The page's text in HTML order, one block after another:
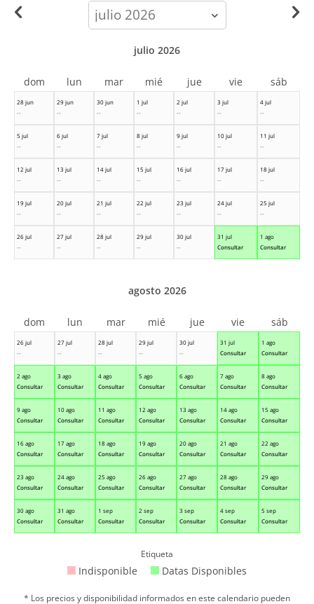
calendar-
month
28 jun
--
29 jun
--
30 jun
--
1 jul
--
2 jul
--
3 jul
--
4 jul
--
5 jul
--
6 jul
--
7 jul
--
8 jul
--
9 jul
--
10 jul
--
11 jul
--
12 jul
--
13 jul
--
14 jul
--
15 jul
--
16 jul
--
17 jul
--
18 jul
--
19 jul
--
20 jul
--
21 jul
--
22 jul
--
23 jul
--
24 jul
--
25 jul
--
26 jul
--
27 jul
--
28 jul
--
29 jul
--
30 jul
--
31 jul
Consultar
1 ago
Consultar
julio 2026
dom lun mar mié jue vie sáb
26 jul
--
27 jul
--
28 jul
--
29 jul
--
30 jul
--
31 jul
Consultar
1 ago
Consultar
2 ago
Consultar
3 ago
Consultar
4 ago
Consultar
5 ago
Consultar
6 ago
Consultar
7 ago
Consultar
8 ago
Consultar
9 ago
Consultar
10 ago
Consultar
11 ago
Consultar
12 ago
Consultar
13 ago
Consultar
14 ago
Consultar
15 ago
Consultar
16 ago
Consultar
17 ago
Consultar
18 ago
Consultar
19 ago
Consultar
20 ago
Consultar
21 ago
Consultar
22 ago
Consultar
23 ago
Consultar
24 ago
Consultar
25 ago
Consultar
26 ago
Consultar
27 ago
Consultar
28 ago
Consultar
29 ago
Consultar
30 ago
Consultar
31 ago
Consultar
1 sep
Consultar
2 sep
Consultar
3 sep
Consultar
4 sep
Consultar
5 sep
Consultar
agosto 2026
dom lun mar mié jue vie sáb
Etiqueta
Indisponible Datas Disponibles
* Los precios y disponibilidad informados en este calendario pueden